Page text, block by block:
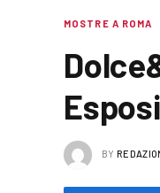
MOSTRE A ROMA
BY